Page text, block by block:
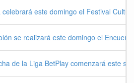
celebrará este domingo el Festival
se realizará este domingo el
de la Liga BetPlay comenzará este